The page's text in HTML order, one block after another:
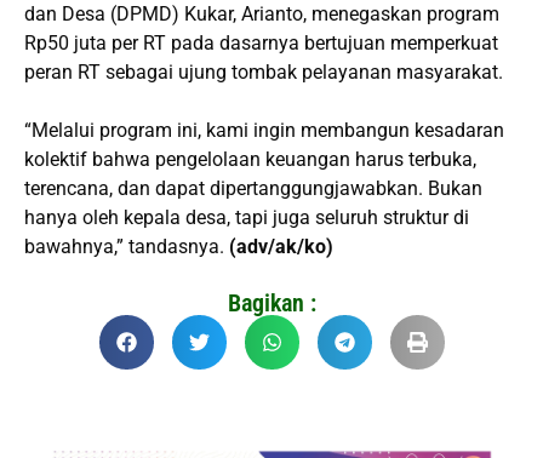
dan Desa (DPMD) Kukar, Arianto, menegaskan program
Rp50 juta per RT pada dasarnya bertujuan memperkuat
peran RT sebagai ujung tombak pelayanan masyarakat.
“Melalui program ini, kami ingin membangun kesadaran
kolektif bahwa pengelolaan keuangan harus terbuka,
terencana, dan dapat dipertanggungjawabkan. Bukan
hanya oleh kepala desa, tapi juga seluruh struktur di
bawahnya,” tandasnya. (adv/ak/ko)
Bagikan :